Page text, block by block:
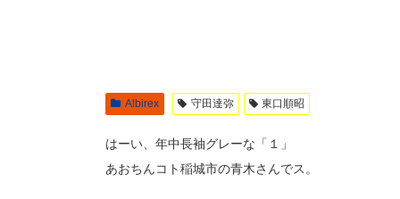
Albirex 守田達弥 東口順昭
はーい、年中長袖グレーな「１」
あおちんコト稲城市の青木さんでス。